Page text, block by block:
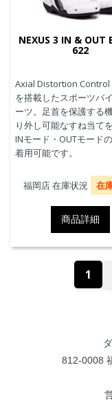
NEXUS 3 IN & OUT
622
Axial Distortion Control
を搭載したスポーツバ
ーツ。足首を保護する
り外し可能なすね当てを
INモード・OUTモード
着用可能です。
福岡店 在庫状況 在
商品詳細
1
812-0008